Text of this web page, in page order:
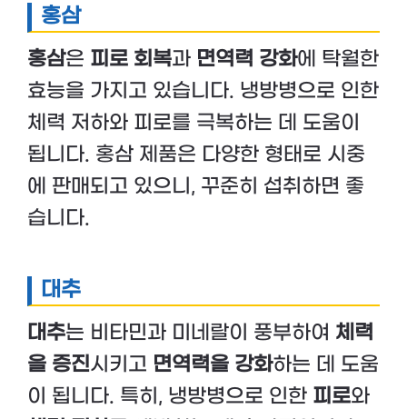
홍삼
홍삼은 피로 회복과 면역력 강화에 탁월한
효능을 가지고 있습니다. 냉방병으로 인한
체력 저하와 피로를 극복하는 데 도움이
됩니다. 홍삼 제품은 다양한 형태로 시중
에 판매되고 있으니, 꾸준히 섭취하면 좋
습니다.
대추
대추는 비타민과 미네랄이 풍부하여 체력
을 증진시키고 면역력을 강화하는 데 도움
이 됩니다. 특히, 냉방병으로 인한 피로와